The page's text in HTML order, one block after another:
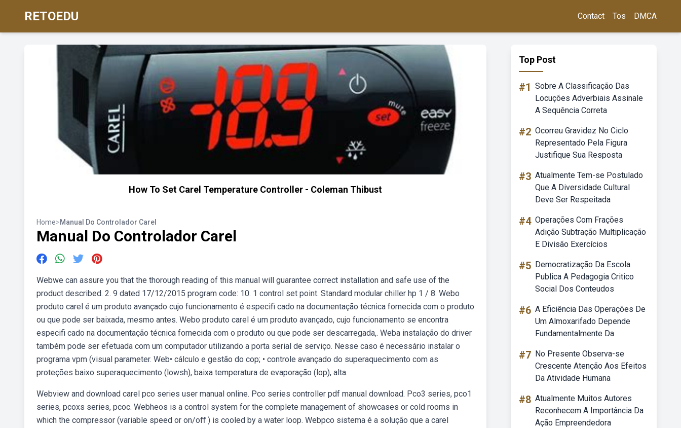
RETOEDU Contact Tos DMCA
How To Set Carel Temperature Controller - Coleman Thibust
Home>Manual Do Controlador Carel
Manual Do Controlador Carel
Webwe can assure you that the thorough reading of this manual will guarantee correct installation and safe use of the
product described. 2. 9 dated 17/12/2015 program code: 10. 1 control set point. Standard modular chiller hp 1 / 8. Webo
produto carel é um produto avançado cujo funcionamento é especifi cado na documentação técnica fornecida com o produto
ou que pode ser baixada, mesmo antes. Webo produto carel é um produto avançado, cujo funcionamento se encontra
especifi cado na documentação técnica fornecida com o produto ou que pode ser descarregada,. Weba instalação do driver
também pode ser efetuada com um computador utilizando a porta serial de serviço. Nesse caso é necessário instalar o
programa vpm (visual parameter. Web• cálculo e gestão do cop; • controle avançado do superaquecimento com as
proteções baixo superaquecimento (lowsh), baixa temperatura de evaporação (lop), alta.
Webview and download carel pco series user manual online. Pco series controller pdf manual download. Pco3 series, pco1
series, pcoxs series, pcoc. Webheos is a control system for the complete management of showcases or cold rooms in
which the compressor (variable speed or on/oﬀ ) is cooled by a water loop. Webpco sistema é a solução que a carel
Top Post
#1 Sobre A Classificação Das
Locuções Adverbiais Assinale
A Sequência Correta
#2 Ocorreu Gravidez No Ciclo
Representado Pela Figura
Justifique Sua Resposta
#3 Atualmente Tem-se Postulado
Que A Diversidade Cultural
Deve Ser Respeitada
#4 Operações Com Frações
Adição Subtração Multiplicação
E Divisão Exercícios
#5 Democratização Da Escola
Publica A Pedagogia Critico
Social Dos Conteudos
#6 A Eficiência Das Operações De
Um Almoxarifado Depende
Fundamentalmente Da
#7 No Presente Observa-se
Crescente Atenção Aos Efeitos
Da Atividade Humana
#8 Atualmente Muitos Autores
Reconhecem A Importância Da
Ação Empreendedora